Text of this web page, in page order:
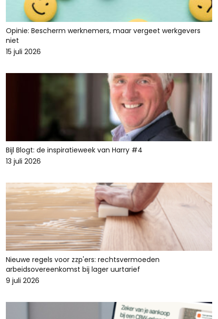
Opinie: Bescherm werknemers, maar vergeet werkgevers
niet
15 juli 2026
Bijl Blogt: de inspiratieweek van Harry #4
13 juli 2026
Nieuwe regels voor zzp'ers: rechtsvermoeden
arbeidsovereenkomst bij lager uurtarief
9 juli 2026